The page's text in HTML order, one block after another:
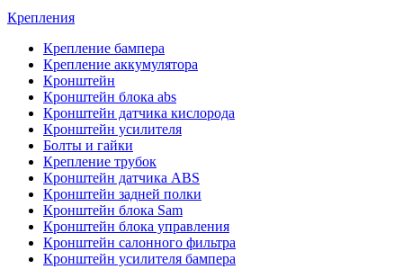
Крепления
Крепление бампера
Крепление аккумулятора
Кронштейн
Кронштейн блока abs
Кронштейн датчика кислорода
Кронштейн усилителя
Болты и гайки
Крепление трубок
Кронштейн датчика ABS
Кронштейн задней полки
Кронштейн блока Sam
Кронштейн блока управления
Кронштейн салонного фильтра
Кронштейн усилителя бампера